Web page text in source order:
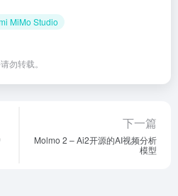
MiMo Studio
勿转载。
下一篇
Molmo 2 – Ai2开源的AI视频分析
模型